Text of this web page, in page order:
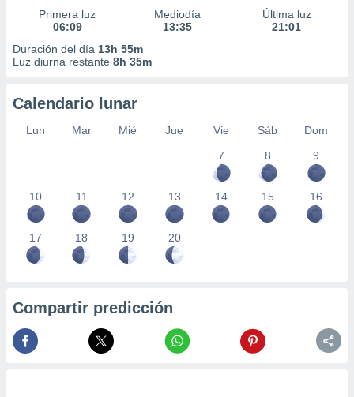
Primera luz
06:09
Mediodía
13:35
Última luz
21:01
Duración del día 13h 55m
Luz diurna restante 8h 35m
Calendario lunar
Lun Mar Mié Jue Vie Sáb
Dom
7
8 9
10 11 12 13 14 15 16
17 18 19 20
Compartir predicción